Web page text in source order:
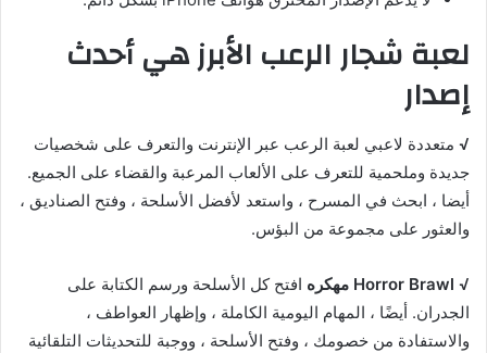
لعبة شجار الرعب الأبرز هي أحدث
إصدار
√ متعددة لاعبي لعبة الرعب عبر الإنترنت والتعرف على شخصيات
جديدة وملحمية للتعرف على الألعاب المرعبة والقضاء على الجميع.
أيضا ، ابحث في المسرح ، واستعد لأفضل الأسلحة ، وفتح الصناديق ،
والعثور على مجموعة من البؤس.
√ Horror Brawl مهكره
افتح كل الأسلحة ورسم الكتابة على
الجدران. أيضًا ، المهام اليومية الكاملة ، وإظهار العواطف ،
والاستفادة من خصومك ، وفتح الأسلحة ، ووجبة للتحديثات التلقائية